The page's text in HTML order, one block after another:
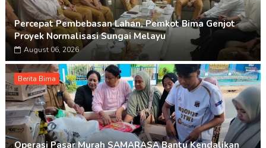
Percepat Pembebasan Lahan, Pemkot Bima Genjot
Proyek Normalisasi Sungai Melayu
August 06, 2026
Berita Bima
Operasi Pasar Murah SAMARASA Bantu Kendalikan